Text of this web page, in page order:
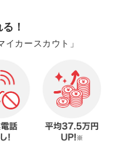
！
カースカウト」